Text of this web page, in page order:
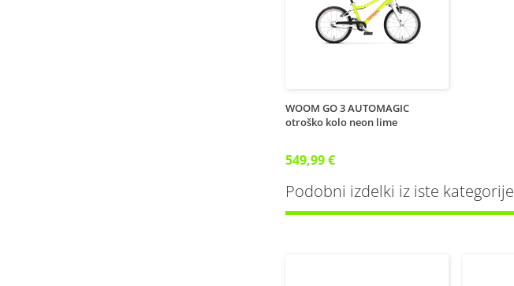
WOOM GO 3 AUTOMAGIC
otroško kolo neon lime
549,99 €
Podobni izdelki iz iste kategorije